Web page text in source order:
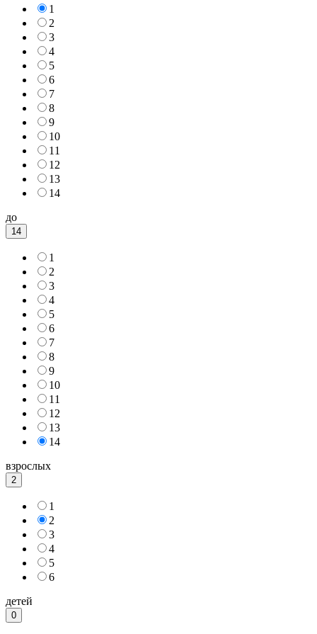
1
2
3
4
5
6
7
8
9
10
11
12
13
14
до
14
1
2
3
4
5
6
7
8
9
10
11
12
13
14
взрослых
2
1
2
3
4
5
6
детей
0